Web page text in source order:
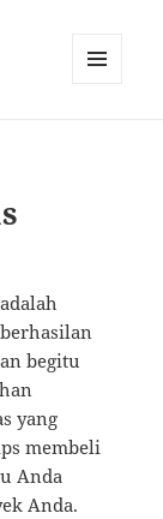
begitu
yang
membeli
Anda
Anda.